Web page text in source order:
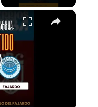
×
Almendras de Párraga VS Fajardo (Partido 72) - #futboldebarrioscuba